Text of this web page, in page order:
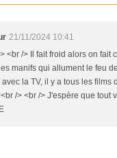
21/11/2024 10:41
<br /> Il fait froid alors on
manifs qui allument le feu
avec la TV, il y a tous les
/> <br /> J'espère que tout